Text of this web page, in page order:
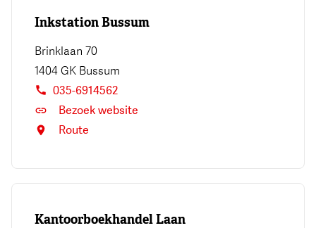
Inkstation Bussum
Brinklaan 70
1404 GK Bussum
035-6914562
Bezoek website
Route
Kantoorboekhandel Laan